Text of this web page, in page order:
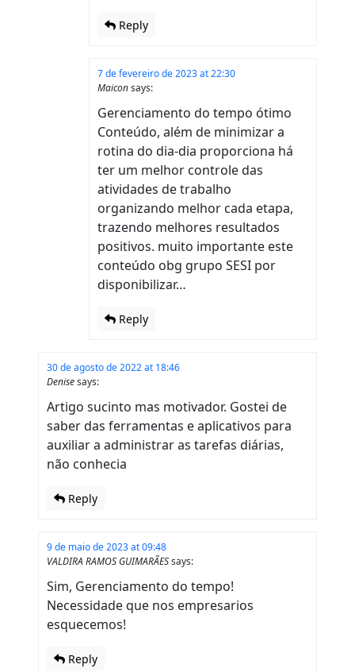
Reply
7 de fevereiro de 2023 at 22:30
Maiconsays:
Gerenciamento do tempo ótimo
Conteúdo, além de minimizar a
rotina do dia-dia proporciona há
ter um melhor controle das
atividades de trabalho
organizando melhor cada etapa,
trazendo melhores resultados
positivos. muito importante este
conteúdo obg grupo SESI por
disponibilizar…
Reply
30 de agosto de 2022 at 18:46
Denisesays:
Artigo sucinto mas motivador. Gostei de
saber das ferramentas e aplicativos para
auxiliar a administrar as tarefas diárias,
não conhecia
Reply
9 de maio de 2023 at 09:48
VALDIRA RAMOS GUIMARÃESsays:
Sim, Gerenciamento do tempo!
Necessidade que nos empresarios
esquecemos!
Reply